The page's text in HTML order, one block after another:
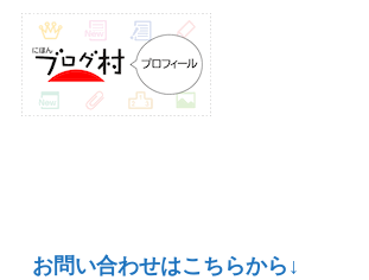
お問い合わせはこちらから↓